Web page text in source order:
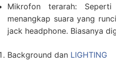
Mikrofon terarah:
menangkap suara yang
jack headphone. Biasanya
Background dan LIGHTING